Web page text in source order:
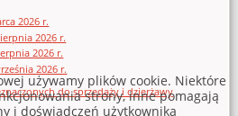
2026 r.
2026 r.
2026 r.
2026 r.
do sprzedaży i dzierżawy
używamy plików cookie. Niektóre
strony, inne pomagają
i doświadczeń użytkownika